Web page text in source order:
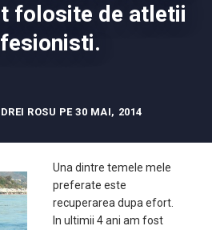
folosite de atletii
ROSU PE 30 MAI, 2014
Una dintre temele mele
preferate este
recuperarea dupa efort.
In ultimii 4 ani am fost